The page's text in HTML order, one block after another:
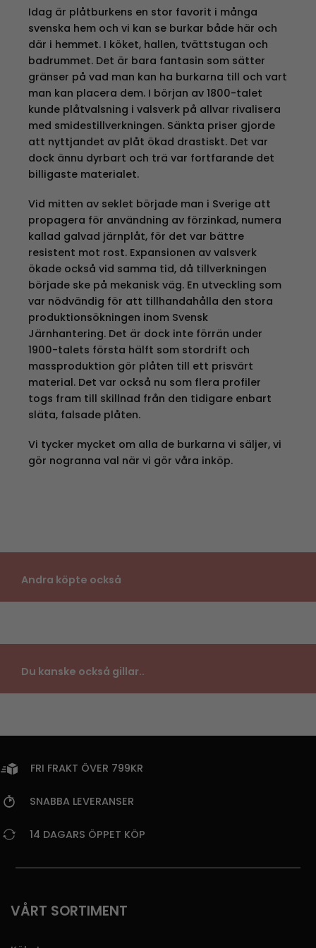
Idag är plåtburkens en stor favorit i många
svenska hem och vi kan se burkar både här och
där i hemmet. I köket, hallen, tvättstugan och
badrummet. Det är bara fantasin som sätter
gränser på vad man kan ha burkarna till och vart
man kan placera dem. I början av 1800-talet
kunde plåtvalsning i valsverk på allvar rivalisera
med smidestillverkningen. Sänkta priser gjorde
att nyttjandet av plåt ökad drastiskt. Det var
dock ännu dyrbart och trä var fortfarande det
billigaste materialet.
Vid mitten av seklet började man i Sverige att
propagera för användning av förzinkad, numera
kallad galvad järnplåt, för det var bättre
resistent mot rost. Expansionen av valsverk
ökade också vid samma tid, då tillverkningen
började ske på mekanisk väg. En utveckling som
var nödvändig för att tillhandahålla den stora
produktionsökningen inom Svensk
Järnhantering. Det är dock inte förrän under
1900-talets första hälft som stordrift och
massproduktion gör plåten till ett prisvärt
material. Det var också nu som flera profiler
togs fram till skillnad från den tidigare enbart
släta, falsade plåten.
Vi tycker mycket om alla de burkarna vi säljer, vi
gör nogranna val när vi gör våra inköp.
Andra köpte också
Du kanske också gillar..
FRI FRAKT ÖVER 799KR
SNABBA LEVERANSER
14 DAGARS ÖPPET KÖP
VÅRT SORTIMENT